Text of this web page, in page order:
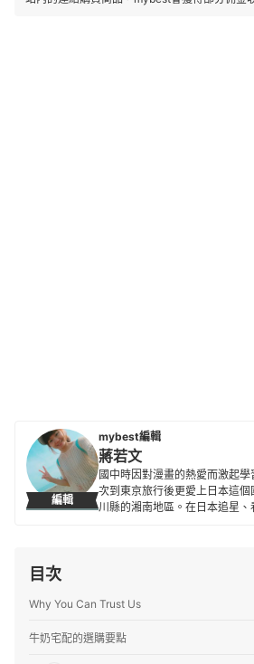
編輯
mybest編輯
蔣若文
國中時因對漫畫的熱愛而激起
次到東京旅行後更愛上日本這
川縣的湘南地區。在日本追星
目次
Why You Can Trust Us
牛奶宅配的選購要點